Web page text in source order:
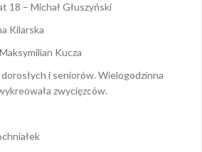
18 – Michał Głuszyński
Kilarska
Kucza
i seniorów. Wielogodzinna
zwycięzców.